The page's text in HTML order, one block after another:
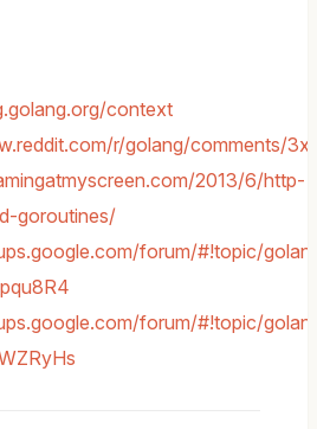
context
r/golang/comments/
2013/6/http-
goroutines/
forum/#!topic/
forum/#!topic/